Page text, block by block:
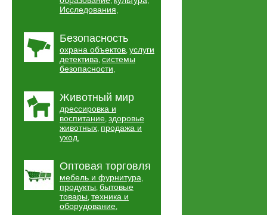
Исследования,
Безопасность
охрана объектов, услуги
детектива, системы
безопасности,
Животный мир
дрессировка и
воспитание, здоровье
животных, продажа и
уход,
Оптовая торговля
мебель и фурнитура,
продукты, бытовые
товары, техника и
оборудование,